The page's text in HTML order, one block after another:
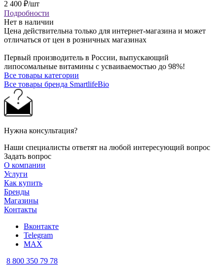
2 400 ₽/шт
Подробности
Нет в наличии
Цена действительна только для интернет-магазина и может
отличаться от цен в розничных магазинах
Первый производитель в России, выпускающий
липосомальные витамины с усваиваемостью до 98%!
Все товары категории
Все товары бренда SmartlifeBio
Нужна консультация?
Наши специалисты ответят на любой интересующий вопрос
Задать вопрос
О компании
Услуги
Как купить
Бренды
Магазины
Контакты
Вконтакте
Telegram
MAX
8 800 350 79 78